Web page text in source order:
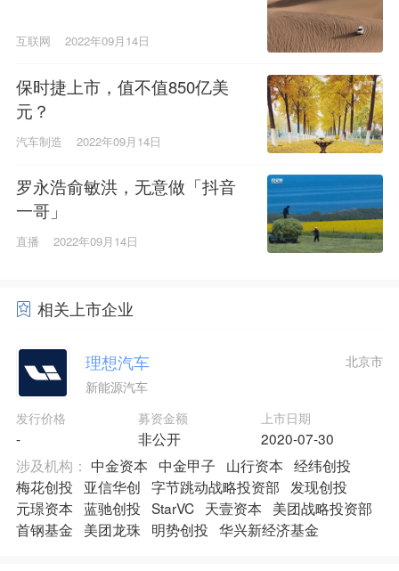
互联网 2022年09月14日
保时捷上市，值不值850亿美
元？
汽车制造 2022年09月14日
罗永浩俞敏洪，无意做「抖音
一哥」
直播 2022年09月14日
相关上市企业
理想汽车
新能源汽车
北京市
发行价格
-
募资金额
非公开
上市日期
2020-07-30
涉及机构： 中金资本 中金甲子 山行资本 经纬创投
梅花创投
亚信华创 字节跳动战略投资部
发现创投
元璟资本 蓝驰创投 StarVC 天壹资本
美团战略投资部
首钢基金
美团龙珠 明势创投 华兴新经济基金